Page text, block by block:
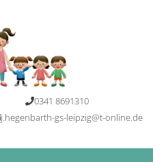
0341 8691310
j.hegenbarth-gs-leipzig@t-online.de